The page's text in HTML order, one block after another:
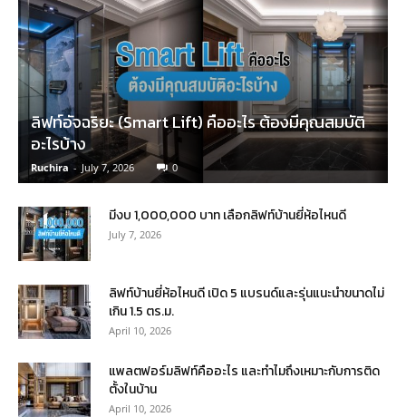
ลิฟท์อัจฉริยะ (Smart Lift) คืออะไร ต้องมีคุณสมบัติ
อะไรบ้าง
Ruchira - July 7, 2026 0
มีงบ 1,000,000 บาท เลือกลิฟท์บ้านยี่ห้อไหนดี
July 7, 2026
ลิฟท์บ้านยี่ห้อไหนดี เปิด 5 แบรนด์และรุ่นแนะนำขนาดไม่
เกิน 1.5 ตร.ม.
April 10, 2026
แพลตฟอร์มลิฟท์คืออะไร และทำไมถึงเหมาะกับการติด
ตั้งในบ้าน
April 10, 2026